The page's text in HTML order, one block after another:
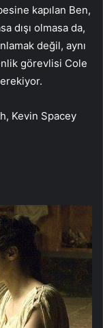
kapılan Ben,
dışı olmasa da,
değil, aynı
görevlisi Cole
Kevin Spacey